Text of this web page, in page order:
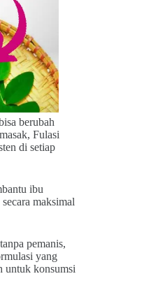
berubah
Fulasi
di setiap
ibu
maksimal
pemanis,
yang
untuk konsumsi